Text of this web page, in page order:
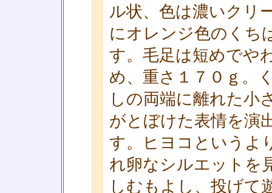
ル状、色は濃いクリ
にオレンジ色のくち
す。毛足は短めでや
め、重さ１７０ｇ。
しの両端に離れた小
がとぼけた表情を演
す。ヒヨコというよ
れ卵なシルエットを
しむもよし、投げて